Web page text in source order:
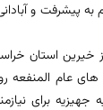
به پیشرفت و
مراسم ۱۰ نفر از
های عام المنفعه
جهیزیه برای